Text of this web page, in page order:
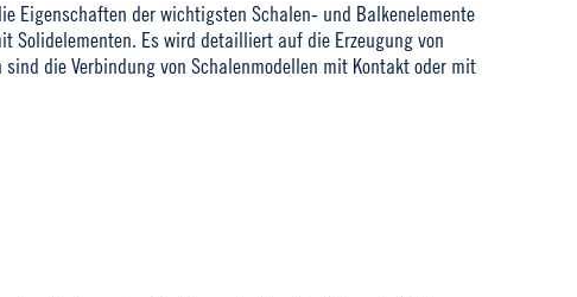
Eigenschaften der wichtigsten Schalen- und Balkenelemente
Solidelementen. Es wird detailliert auf die Erzeugung von
die Verbindung von Schalenmodellen mit Kontakt oder mit